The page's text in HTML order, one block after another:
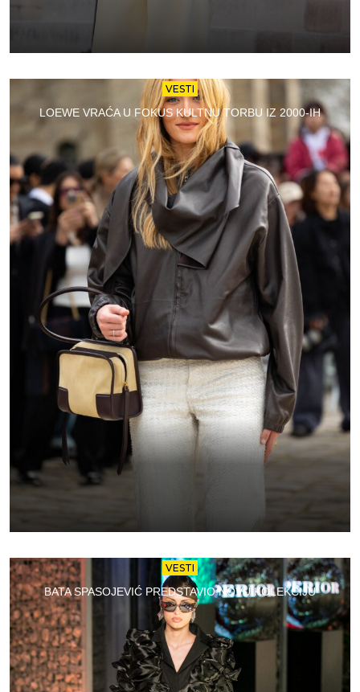
VESTI
LOEWE VRAĆA U FOKUS KULTNU TORBU IZ 2000-IH
VESTI
BATA SPASOJEVIĆ PREDSTAVIO NOVU KOLEKCIJU